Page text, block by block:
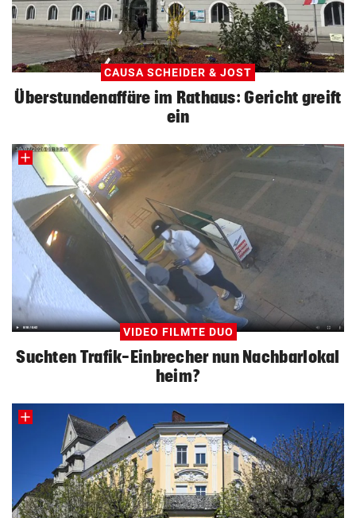
CAUSA SCHEIDER & JOST
Überstundenaffäre im Rathaus: Gericht greift
ein
VIDEO FILMTE DUO
Suchten Trafik-Einbrecher nun Nachbarlokal
heim?